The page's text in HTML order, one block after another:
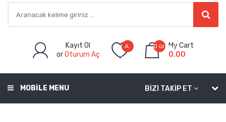
Kayıt Ol
orOturum Aç
A.
Listem
0 ürün -My Cart
0.00
BIZI TAKIP ET
MOBILE MENU